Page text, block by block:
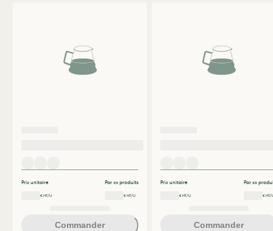
Prix unitaire
€ HT/U
Par xx produits
€ HT/U
Commander
Prix unitaire
€ HT/U
Par xx
€ HT/
Commander